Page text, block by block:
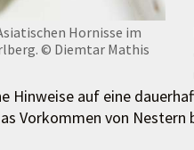
Hornisse im
© Diemtar Mathis
Hinweise auf eine
Vorkommen von